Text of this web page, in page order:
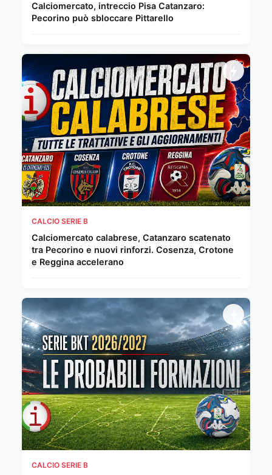
Calciomercato, intreccio Pisa Catanzaro:
Pecorino può sbloccare Pittarello
CALCIO SERIE B
Calciomercato calabrese, Catanzaro scatenato
tra Pecorino e nuovi rinforzi. Cosenza, Crotone
e Reggina accelerano
CALCIO SERIE B